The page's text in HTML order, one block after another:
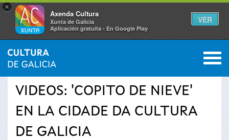
×
Axenda Cultura
Xunta de Galicia
Aplicación gratuíta - En Google Play
VER
Se
usted
INICIO › ACTUALIDAD 0
VIDEOS: 'COPITO DE NIEVE'
EN LA CIDADE DA CULTURA
DE GALICIA